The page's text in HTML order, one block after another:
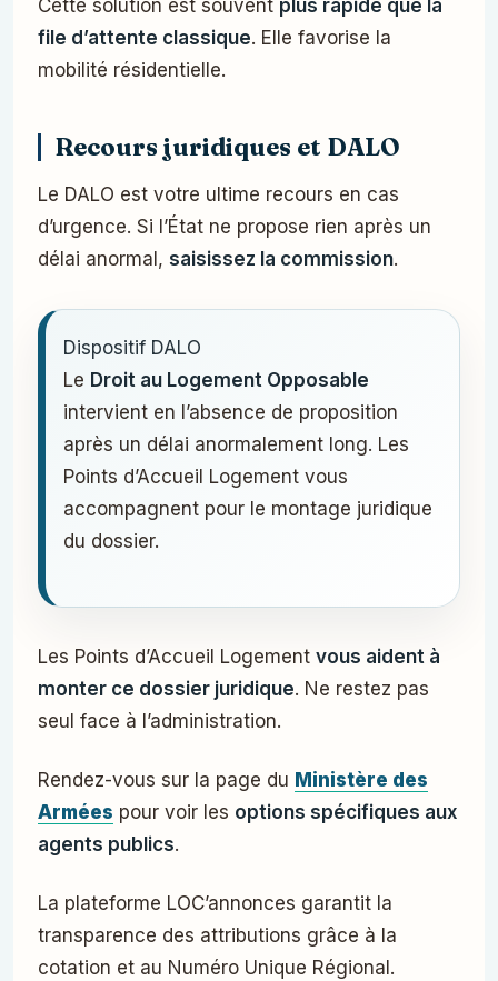
Cette solution est souvent plus rapide que la
file d’attente classique. Elle favorise la
mobilité résidentielle.
Recours juridiques et DALO
Le DALO est votre ultime recours en cas
d’urgence. Si l’État ne propose rien après un
délai anormal, saisissez la commission.
Dispositif DALO
Le Droit au Logement Opposable
intervient en l’absence de proposition
après un délai anormalement long. Les
Points d’Accueil Logement vous
accompagnent pour le montage juridique
du dossier.
Les Points d’Accueil Logement vous aident à
monter ce dossier juridique. Ne restez pas
seul face à l’administration.
Rendez-vous sur la page du Ministère des
Armées pour voir les options spécifiques aux
agents publics.
La plateforme LOC’annonces garantit la
transparence des attributions grâce à la
cotation et au Numéro Unique Régional.